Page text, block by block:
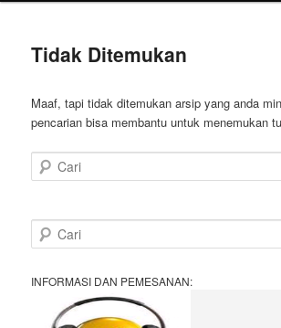
Tidak Ditemukan
Maaf, tapi tidak ditemukan arsip yang anda
pencarian bisa membantu untuk menemukan
Cari
a
iINFORMASI DAN PEMESANAN: